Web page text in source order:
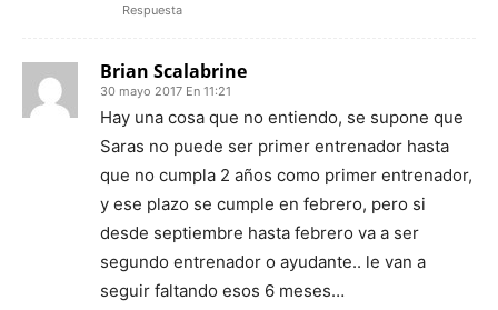
Respuesta
Brian Scalabrine
30 mayo 2017 En 11:21
Hay una cosa que no entiendo, se supone que
Saras no puede ser primer entrenador hasta
que no cumpla 2 años como primer entrenador,
y ese plazo se cumple en febrero, pero si
desde septiembre hasta febrero va a ser
segundo entrenador o ayudante.. le van a
seguir faltando esos 6 meses…